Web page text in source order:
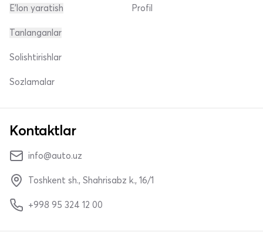
E'lon yaratish Profil
Tanlanganlar
Solishtirishlar
Sozlamalar
Kontaktlar
info@auto.uz
Toshkent sh., Shahrisabz k., 16/1
+998 95 324 12 00